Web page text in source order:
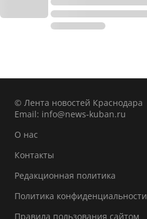
© Лента новостей Краснодара
Email: info@news-kuban.ru
О нас
Контакты
Редакционная политика
Политика конфиденциальности
Правила пользования сайтом